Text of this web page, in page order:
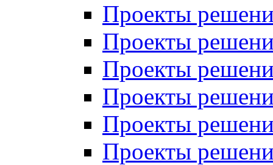
Проекты
Проекты
Проекты
Проекты
Проекты
Проекты